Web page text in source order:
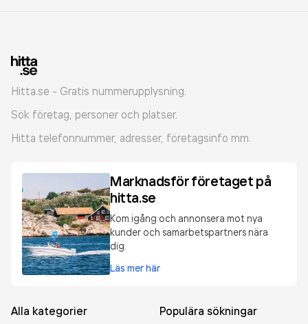
Hitta.se - Gratis nummerupplysning.
Sök företag, personer och platser.
Hitta telefonnummer, adresser, företagsinfo mm.
Marknadsför företaget på
hitta.se
Kom igång och annonsera mot nya
kunder och samarbetspartners nära
dig.
Läs mer här
Alla kategorier Populära sökningar